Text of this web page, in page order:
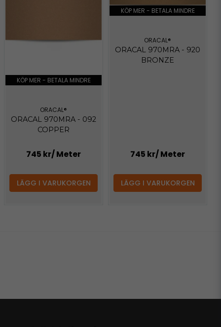
KÖP MER - BETALA MINDRE
ORACAL®
ORACAL 970MRA - 092
COPPER
745 kr/ Meter
LÄGG I VARUKORGEN
KÖP MER - BETALA MINDRE
ORACAL®
ORACAL 970MRA - 920
BRONZE
745 kr/ Meter
LÄGG I VARUKORGEN